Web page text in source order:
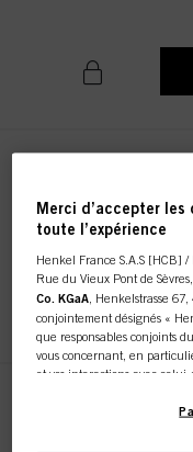
Merci d’accepter les
toute l’expérience
Henkel France S.A.S [HCB] /
Rue du Vieux Pont de
Co. KGaA , Henkelstrasse
conjointement désignés «
que responsables conjoints
vous concernant, en
et vos interactions avec
utilisons pour stocker /